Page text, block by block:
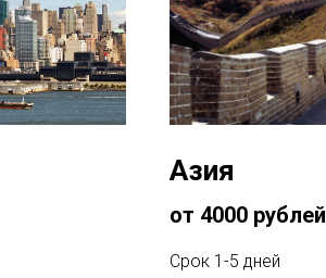
Азия
от 4000 рублей
Срок 1-5 дней